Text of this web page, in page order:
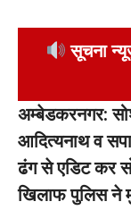
सूचना
अम्बेडकरनगर:
आदित्यनाथ व
ढंग से एडिट कर
खिलाफ पुलिस ने